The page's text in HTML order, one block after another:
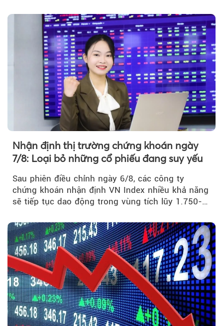
Theo
Nhận định thị trường chứng khoán ngày
7/8: Loại bỏ những cổ phiếu đang suy yếu
Sau phiên điều chỉnh ngày 6/8, các công ty
chứng khoán nhận định VN Index nhiều khả năng
sẽ tiếp tục dao động trong vùng tích lũy 1.750-